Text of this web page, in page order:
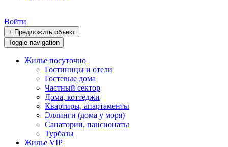
Войти
+ Предложить объект
Toggle navigation
Жилье посуточно
Гостиницы и отели
Гостевые дома
Частный сектор
Дома, коттеджи
Квартиры, апартаменты
Эллинги (дома у моря)
Санатории, пансионаты
Турбазы
Жилье VIP